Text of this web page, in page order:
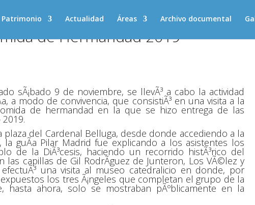
Patrimonio Actualidad Áreas Archivo documental
de Hermandad 2019
sÃ¡bado 9 de noviembre, se llevÃ³ a cabo la actividad
a modo de convivencia, que consistiÃ³ en una visita a la
de hermandad en la que se hizo entrega de las
plaza del Cardenal Belluga, desde donde accediendo a la
guÃ­a Pilar Madrid fue explicando a los asistentes los
de la DiÃ³cesis, haciendo un recorrido histÃ³rico del
las capillas de Gil RodrÃ­guez de Junteron, Los VÃ©lez y
una visita al museo catedralicio en donde, por
los tres Ã¡ngeles que completan el grupo de la
hasta ahora, solo se mostraban pÃºblicamente en la